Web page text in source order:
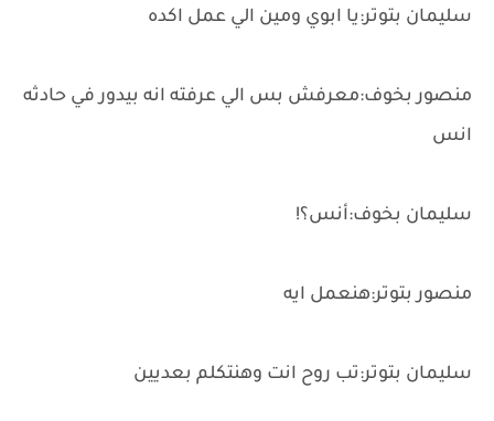
سليمان بتوتر:يا ابوي ومين الي عمل اكده
منصور بخوف:معرفش بس الي عرفته انه بيدور في حادثه
انس
سليمان بخوف:أنس؟!
منصور بتوتر:هنعمل ايه
سليمان بتوتر:تب روح انت وهنتكلم بعديين